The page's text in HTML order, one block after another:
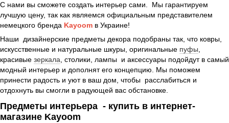
С нами вы сможете создать интерьер сами. Мы гарантируем
лучшую цену, так как являемся официальным представителем
немецкого бренда Kayoom в Украине!
Наши дизайнерские предметы декора подобраны так, что ковры,
искусственные и натуральные шкуры, оригинальные пуфы
красивые зеркала , столики, лампы и аксессуары подойдут в самый
модный интерьер и дополнят его концепцию. Мы поможем
принести радость и уют в ваш дом, чтобы расслабиться и
отдохнуть вы смогли в радующей вас обстановке.
Предметы интерьера - купить в интернет-
магазине Kayoom